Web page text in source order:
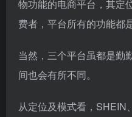
费者，平台所有的功能都
间也会有所不同。
代表；速卖通则是第三方